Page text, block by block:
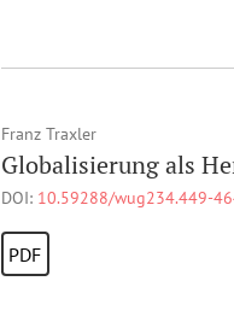
Franz Traxler
Globalisierung als
DOI: 10.59288/wug234.449-
PDF